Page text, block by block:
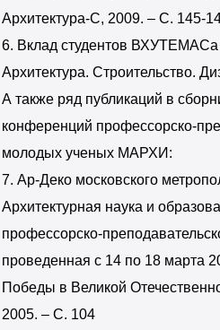
Архитектура-С, 2009. – С. 145-
6. Вклад студентов
Архитектура. Строительство.
А также ряд публикаций в
конференций профессорско-
молодых ученых МАРХИ:
7. Ар-Деко московского
Архитектурная наука и
профессорско-
проведенная с 14 по 18 марта
Победы в Великой
2005. – С. 104